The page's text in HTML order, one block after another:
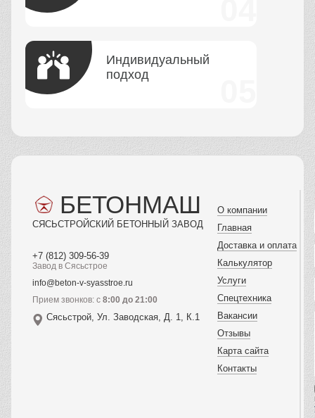
Индивидуальный
подход
БЕТОНМАШ
СЯСЬСТРОЙСКИЙ БЕТОННЫЙ ЗАВОД
+7 (812) 309-56-39
Завод в Сясьстрое
info@beton-v-syasstroe.ru
Прием звонков: с 8:00 до 21:00
Сясьстрой, Ул. Заводская, Д. 1, К.1
О компании
Главная
Доставка и оплата
Калькулятор
Услуги
Спецтехника
Вакансии
Отзывы
Карта сайта
Контакты